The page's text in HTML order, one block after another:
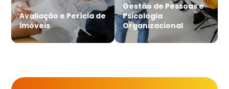
Avaliação e Perícia de
Imóveis
Gestão de Pessoas e
Psicologia
Organizacional